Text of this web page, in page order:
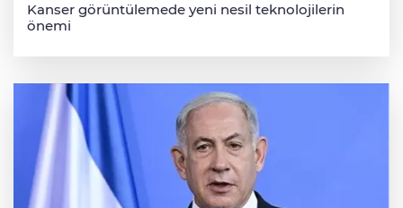
Kanser görüntülemede yeni nesil teknolojilerin
önemi